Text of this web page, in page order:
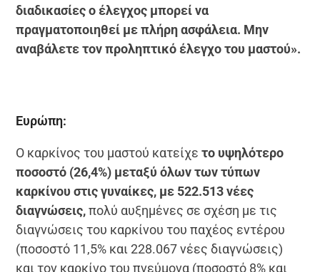
διαδικασίες ο έλεγχος μπορεί να
πραγματοποιηθεί με πλήρη ασφάλεια. Μην
αναβάλετε τον προληπτικό έλεγχο του μαστού».
Ευρώπη:
Ο καρκίνος του μαστού κατείχετο υψηλότερο
ποσοστό (26,4%) μεταξύ όλων των τύπων
καρκίνου στις γυναίκες, με 522.513 νέες
διαγνώσεις,πολύ αυξημένες σε σχέση με τις
διαγνώσεις του καρκίνου του παχέος εντέρου
(ποσοστό 11,5% και 228.067 νέες διαγνώσεις)
και τον καρκίνο του πνεύμονα (ποσοστό 8% και